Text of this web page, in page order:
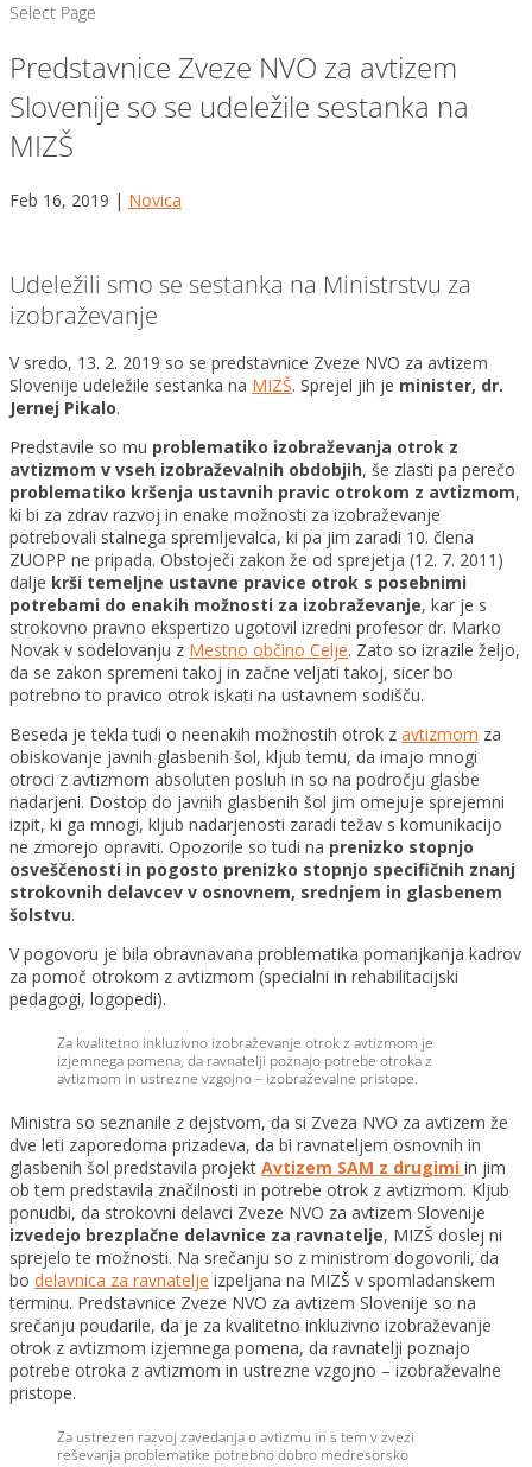
Select Page
Predstavnice Zveze NVO za avtizem
Slovenije so se udeležile sestanka na
MIZŠ
Feb 16, 2019 | Novica
Udeležili smo se sestanka na Ministrstvu za
izobraževanje
V sredo, 13. 2. 2019 so se predstavnice Zveze NVO za avtizem
Slovenije udeležile sestanka na MIZŠ. Sprejel jih je minister, dr.
Jernej Pikalo.
Predstavile so mu problematiko izobraževanja otrok z
avtizmom v vseh izobraževalnih obdobjih, še zlasti pa perečo
problematiko kršenja ustavnih pravic otrokom z avtizmom,
ki bi za zdrav razvoj in enake možnosti za izobraževanje
potrebovali stalnega spremljevalca, ki pa jim zaradi 10. člena
ZUOPP ne pripada. Obstoječi zakon že od sprejetja (12. 7. 2011)
dalje krši temeljne ustavne pravice otrok s posebnimi
potrebami do enakih možnosti za izobraževanje, kar je s
strokovno pravno ekspertizo ugotovil izredni profesor dr. Marko
Novak v sodelovanju z Mestno občino Celje. Zato so izrazile željo,
da se zakon spremeni takoj in začne veljati takoj, sicer bo
potrebno to pravico otrok iskati na ustavnem sodišču.
Beseda je tekla tudi o neenakih možnostih otrok z avtizmom za
obiskovanje javnih glasbenih šol, kljub temu, da imajo mnogi
otroci z avtizmom absoluten posluh in so na področju glasbe
nadarjeni. Dostop do javnih glasbenih šol jim omejuje sprejemni
izpit, ki ga mnogi, kljub nadarjenosti zaradi težav s komunikacijo
ne zmorejo opraviti. Opozorile so tudi na prenizko stopnjo
osveščenosti in pogosto prenizko stopnjo specifičnih znanj
strokovnih delavcev v osnovnem, srednjem in glasbenem
šolstvu.
V pogovoru je bila obravnavana problematika pomanjkanja kadrov
za pomoč otrokom z avtizmom (specialni in rehabilitacijski
pedagogi, logopedi).
Za kvalitetno inkluzivno izobraževanje otrok z avtizmom je
izjemnega pomena, da ravnatelji poznajo potrebe otroka z
avtizmom in ustrezne vzgojno – izobraževalne pristope.
Ministra so seznanile z dejstvom, da si Zveza NVO za avtizem že
dve leti zaporedoma prizadeva, da bi ravnateljem osnovnih in
glasbenih šol predstavila projekt Avtizem SAM z drugimi in jim
ob tem predstavila značilnosti in potrebe otrok z avtizmom. Kljub
ponudbi, da strokovni delavci Zveze NVO za avtizem Slovenije
izvedejo brezplačne delavnice za ravnatelje, MIZŠ doslej ni
sprejelo te možnosti. Na srečanju so z ministrom dogovorili, da
bo delavnica za ravnatelje izpeljana na MIZŠ v spomladanskem
terminu. Predstavnice Zveze NVO za avtizem Slovenije so na
srečanju poudarile, da je za kvalitetno inkluzivno izobraževanje
otrok z avtizmom izjemnega pomena, da ravnatelji poznajo
potrebe otroka z avtizmom in ustrezne vzgojno – izobraževalne
pristope.
Za ustrezen razvoj zavedanja o avtizmu in s tem v zvezi
reševanja problematike potrebno dobro medresorsko